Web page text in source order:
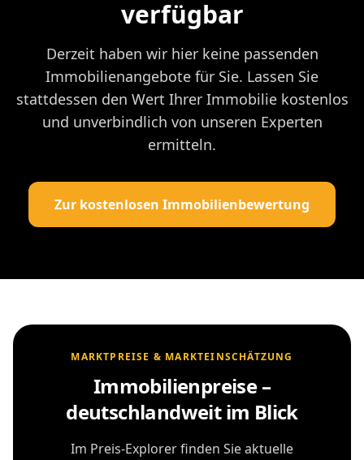
verfügbar
Derzeit haben wir hier keine passenden
Immobilienangebote für Sie. Lassen Sie
stattdessen den Wert Ihrer Immobilie kostenlos
und unverbindlich von unseren Experten
ermitteln.
Zur kostenlosen Immobilienbewertung
MARKTPREISE & MARKTEINSCHÄTZUNG
Immobilienpreise –
deutschlandweit im Blick
Im Preis-Explorer finden Sie aktuelle